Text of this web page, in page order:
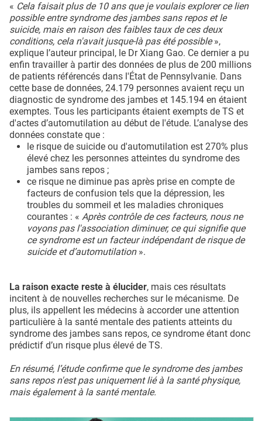
« Cela faisait plus de 10 ans que je voulais explorer ce lien
possible entre syndrome des jambes sans repos et le
suicide, mais en raison des faibles taux de ces deux
conditions, cela n'avait jusque-là pas été possible»,
explique l’auteur principal, le Dr Xiang Gao. Ce dernier a pu
enfin travailler à partir des données de plus de 200 millions
de patients référencés dans l'État de Pennsylvanie. Dans
cette base de données, 24.179 personnes avaient reçu un
diagnostic de syndrome des jambes et 145.194 en étaient
exemptes. Tous les participants étaient exempts de TS et
d'actes d’automutilation au début de l'étude. L’analyse des
données constate que :
le risque de suicide ou d'automutilation est 270% plus
élevé chez les personnes atteintes du syndrome des
jambes sans repos ;
ce risque ne diminue pas après prise en compte de
facteurs de confusion tels que la dépression, les
troubles du sommeil et les maladies chroniques
courantes : « Après contrôle de ces facteurs, nous ne
voyons pas l'association diminuer, ce qui signifie que
ce syndrome est un facteur indépendant de risque de
suicide et d’automutilation».
La raison exacte reste à élucider, mais ces résultats
incitent à de nouvelles recherches sur le mécanisme. De
plus, ils appellent les médecins à accorder une attention
particulière à la santé mentale des patients atteints du
syndrome des jambes sans repos, ce syndrome étant donc
prédictif d’un risque plus élevé de TS.
En résumé, l’étude confirme que le syndrome des jambes
sans repos n'est pas uniquement lié à la santé physique,
mais également à la santé mentale.